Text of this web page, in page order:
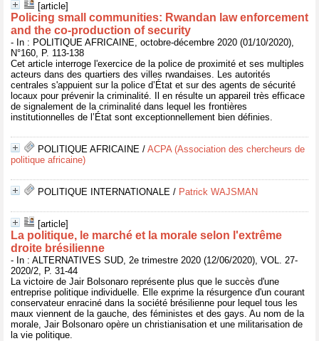
[article]
Policing small communities: Rwandan law enforcement
and the co-production of security
- In : POLITIQUE AFRICAINE, octobre-décembre 2020 (01/10/2020),
N°160, P. 113-138
Cet article interroge l'exercice de la police de proximité et ses multiples
acteurs dans des quartiers des villes rwandaises. Les autorités
centrales s'appuient sur la police d’État et sur des agents de sécurité
locaux pour prévenir la criminalité. Il en résulte un appareil très efficace
de signalement de la criminalité dans lequel les frontières
institutionnelles de l’État sont exceptionnellement bien définies.
POLITIQUE AFRICAINE / ACPA (Association des chercheurs de
politique africaine)
POLITIQUE INTERNATIONALE / Patrick WAJSMAN
[article]
La politique, le marché et la morale selon l'extrême
droite brésilienne
- In : ALTERNATIVES SUD, 2e trimestre 2020 (12/06/2020), VOL. 27-
2020/2, P. 31-44
La victoire de Jair Bolsonaro représente plus que le succès d'une
entreprise politique individuelle. Elle exprime la résurgence d'un courant
conservateur enraciné dans la société brésilienne pour lequel tous les
maux viennent de la gauche, des féministes et des gays. Au nom de la
morale, Jair Bolsonaro opère un christianisation et une militarisation de
la vie politique.